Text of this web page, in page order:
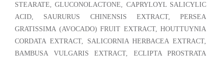
STEARATE, GLUCONOLACTONE, CAPRYLOYL SALICYLIC
ACID, SAURURUS CHINENSIS EXTRACT, PERSEA
GRATISSIMA (AVOCADO) FRUIT EXTRACT, HOUTTUYNIA
CORDATA EXTRACT, SALICORNIA HERBACEA EXTRACT,
BAMBUSA VULGARIS EXTRACT, ECLIPTA PROSTRATA